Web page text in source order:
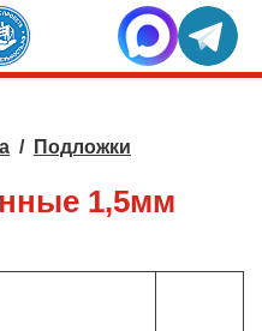
/ Подложки
1,5мм